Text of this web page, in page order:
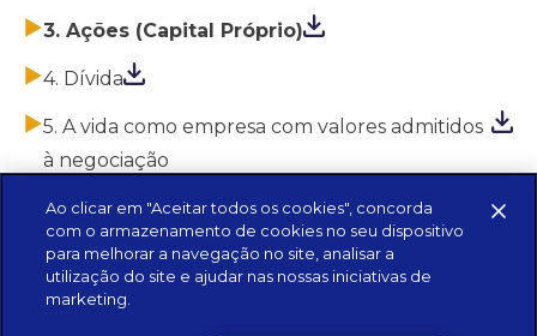
3. Ações (Capital Próprio)
4. Dívida
5. A vida como empresa com valores admitidos
à negociação
Ao clicar em "Aceitar todos os cookies", concorda
com o armazenamento de cookies no seu dispositivo
para melhorar a navegação no site, analisar a
utilização do site e ajudar nas nossas iniciativas de
marketing.